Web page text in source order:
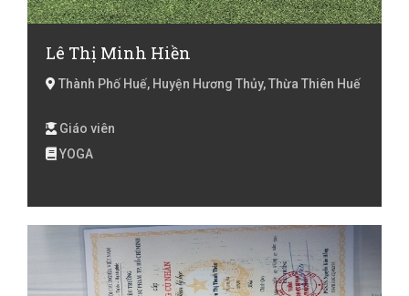
Lê Thị Minh Hiền
Thành Phố Huế, Huyện Hương Thủy, Thừa Thiên Huế
Giáo viên
YOGA